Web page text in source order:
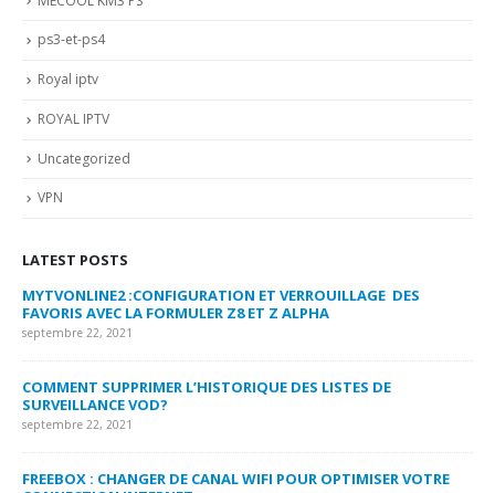
ps3-et-ps4
Royal iptv
ROYAL IPTV
Uncategorized
VPN
LATEST POSTS
MYTVONLINE2 :CONFIGURATION ET VERROUILLAGE DES
FAVORIS AVEC LA FORMULER Z8 ET Z ALPHA
septembre 22, 2021
COMMENT SUPPRIMER L’HISTORIQUE DES LISTES DE
SURVEILLANCE VOD?
septembre 22, 2021
FREEBOX : CHANGER DE CANAL WIFI POUR OPTIMISER VOTRE